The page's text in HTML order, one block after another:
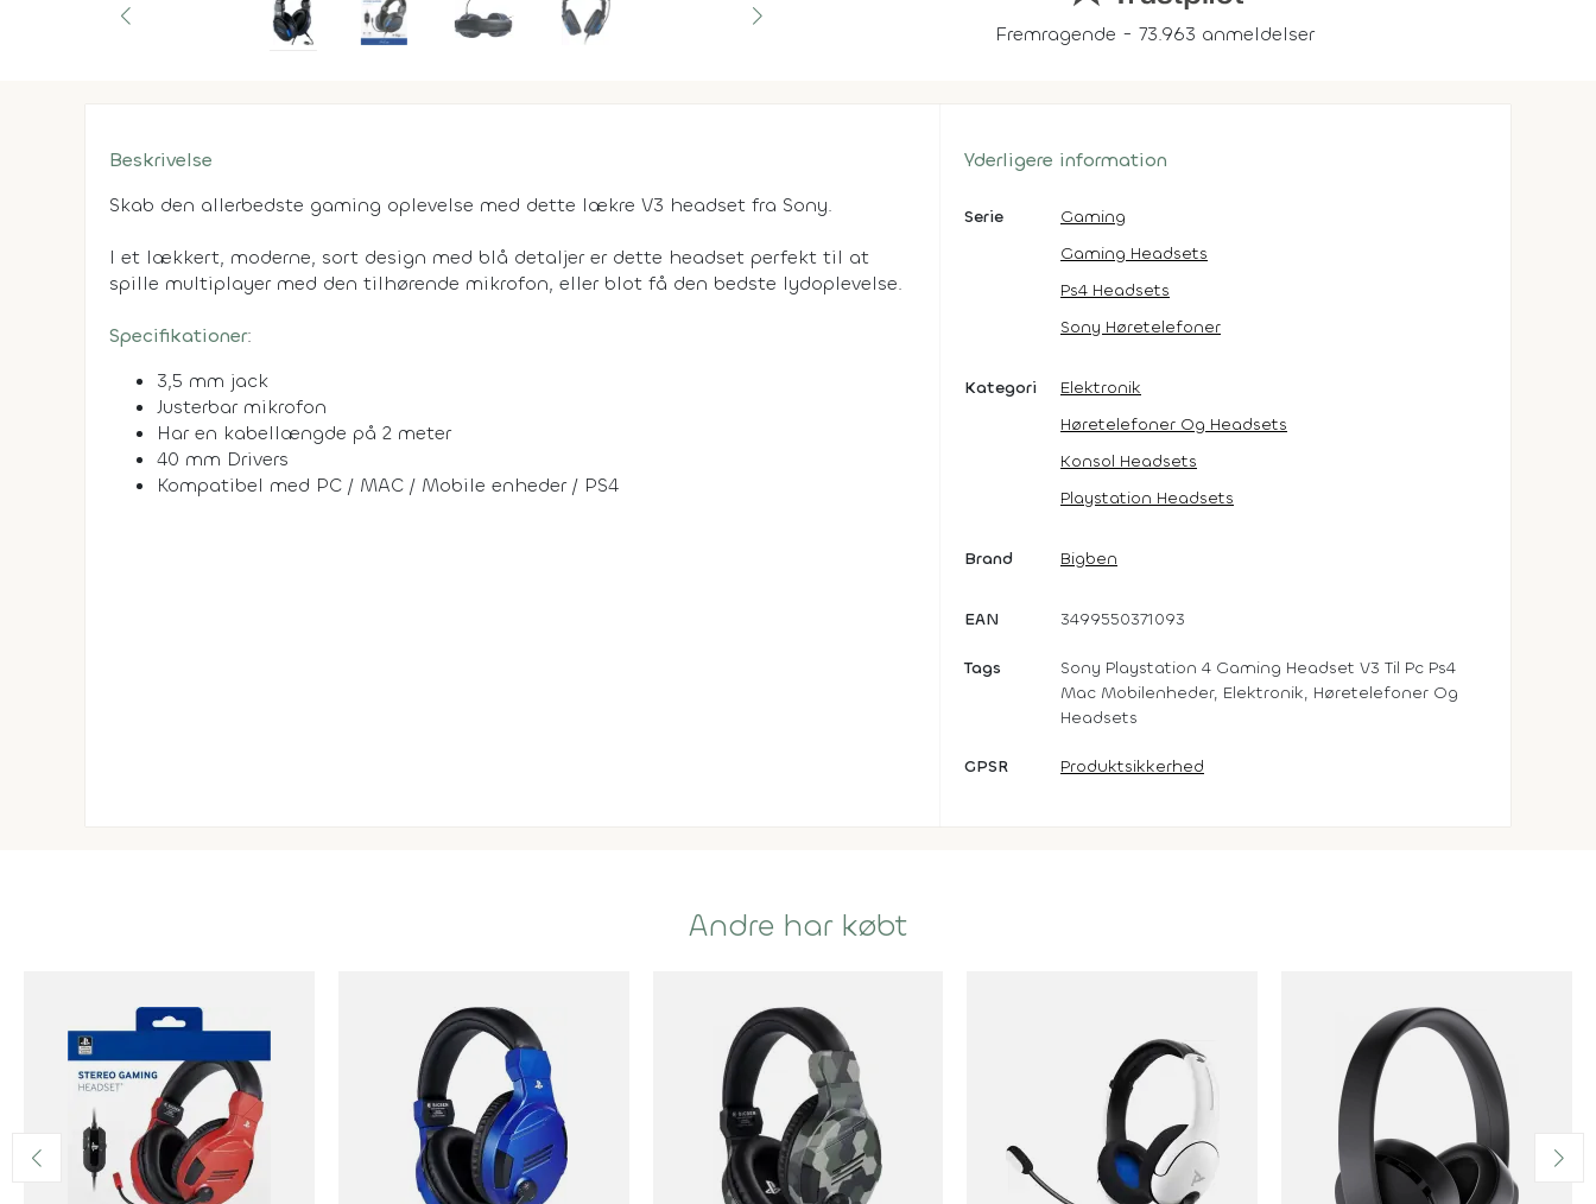
Fremragende - 73.963 anmeldelser
Beskrivelse
Skab den allerbedste gaming oplevelse med dette lækre V3 headset fra Sony.
I et lækkert, moderne, sort design med blå detaljer er dette headset perfekt til at
spille multiplayer med den tilhørende mikrofon, eller blot få den bedste lydoplevelse.
Specifikationer:
3,5 mm jack
Justerbar mikrofon
Har en kabellængde på 2 meter
40 mm Drivers
Kompatibel med PC / MAC / Mobile enheder / PS4
Yderligere information
Serie
Gaming
Gaming Headsets
Ps4 Headsets
Sony Høretelefoner
Kategori
Elektronik
Høretelefoner Og Headsets
Konsol Headsets
Playstation Headsets
Brand Bigben
EAN 3499550371093
Tags
Sony Playstation 4 Gaming Headset V3 Til Pc Ps4
Mac Mobilenheder, Elektronik, Høretelefoner Og
Headsets
GPSR Produktsikkerhed
Andre har købt